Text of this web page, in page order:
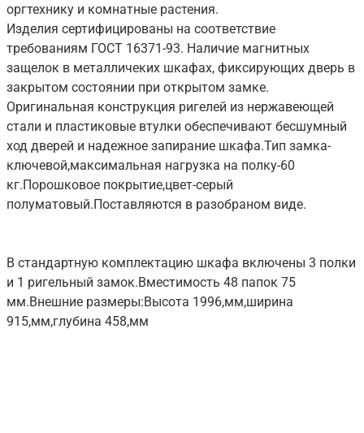
оргтехнику и комнатные растения.
Изделия сертифицированы на соответствие
требованиям ГОСТ 16371-93. Наличие магнитных
защелок в металличеких шкафах, фиксирующих дверь в
закрытом состоянии при открытом замке.
Оригинальная конструкция ригелей из нержавеющей
стали и пластиковые втулки обеспечивают бесшумный
ход дверей и надежное запирание шкафа.Тип замка-
ключевой,максимальная нагрузка на полку-60
кг.Порошковое покрытие,цвет-серый
полуматовый.Поставляются в разобраном виде.
В стандартную комплектацию шкафа включены 3 полки
и 1 ригельный замок.Вместимость 48 папок 75
мм.Внешние размеры:Высота 1996,мм,ширина
915,мм,глубина 458,мм